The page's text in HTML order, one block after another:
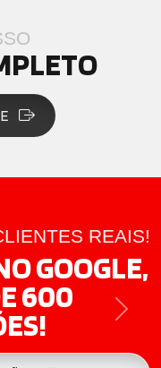
REAIS!
GOOGLE,
600
NEXT